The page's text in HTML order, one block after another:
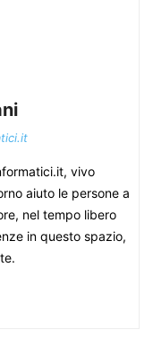
vivo
aiuto le persone a
nel tempo libero
in questo spazio,